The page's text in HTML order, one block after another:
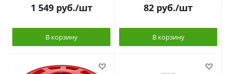
1 549руб./шт
В корзину
82 руб./шт
В корзину